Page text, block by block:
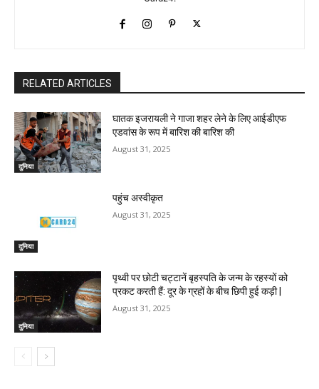
RELATED ARTICLES
दुनिया
घातक इजरायली ने गाजा शहर लेने के लिए आईडीएफ
एडवांस के रूप में बारिश की बारिश की
August 31, 2025
दुनिया
पहुंच अस्वीकृत
August 31, 2025
दुनिया
पृथ्वी पर छोटी चट्टानें बृहस्पति के जन्म के रहस्यों को
प्रकट करती हैं: दूर के ग्रहों के बीच छिपी हुई कड़ी |
August 31, 2025